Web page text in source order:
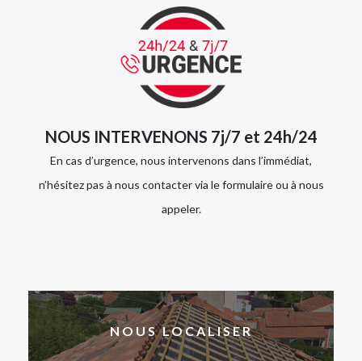
NOUS INTERVENONS 7j/7 et 24h/24
En cas d’urgence, nous intervenons dans l’immédiat,
n’hésitez pas à nous contacter via le formulaire ou à nous
appeler.
NOUS LOCALISER